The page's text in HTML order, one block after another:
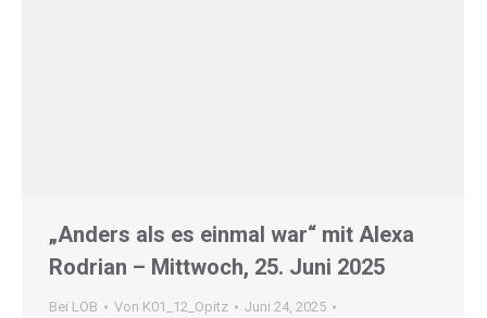
„Anders als es einmal war“ mit Alexa
Rodrian – Mittwoch, 25. Juni 2025
Bei LOB Von K01_12_Opitz
Juni 24, 2025